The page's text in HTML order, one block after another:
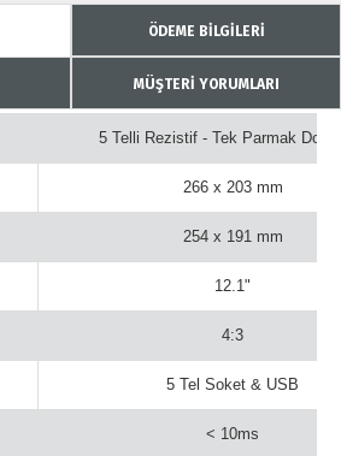
ÖDEME BİLGİLERİ
MÜŞTERİ YORUMLARI
5 Telli Rezistif - Tek Parmak
266 x 203 mm
254 x 191 mm
12.1"
4:3
5 Tel Soket & USB
< 10ms